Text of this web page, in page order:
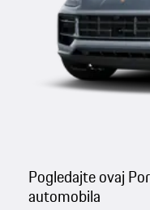
Pogledajte ovaj
automobila